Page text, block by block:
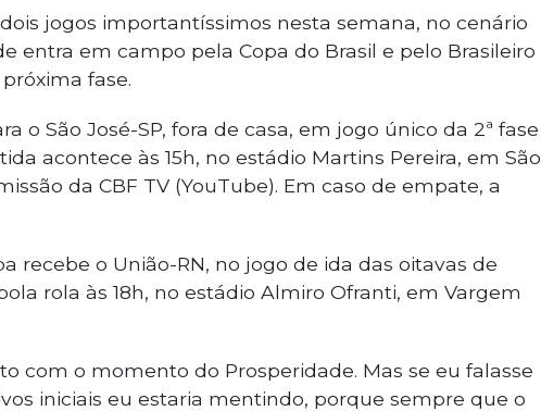
jogos importantíssimos nesta semana, no cenário
entra em campo pela Copa do Brasil e pelo Brasileiro
fase.
o São José-SP, fora de casa, em jogo único da 2ª fase
acontece às 15h, no estádio Martins Pereira, em São
da CBF TV (YouTube). Em caso de empate, a
recebe o União-RN, no jogo de ida das oitavas de
rola às 18h, no estádio Almiro Ofranti, em Vargem
com o momento do Prosperidade. Mas se eu falasse
iniciais eu estaria mentindo, porque sempre que o